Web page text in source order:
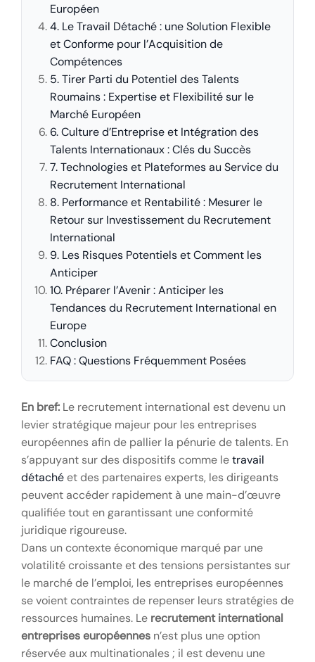
Européen
4. Le Travail Détaché : une Solution Flexible
et Conforme pour l’Acquisition de
Compétences
5. Tirer Parti du Potentiel des Talents
Roumains : Expertise et Flexibilité sur le
Marché Européen
6. Culture d’Entreprise et Intégration des
Talents Internationaux : Clés du Succès
7. Technologies et Plateformes au Service du
Recrutement International
8. Performance et Rentabilité : Mesurer le
Retour sur Investissement du Recrutement
International
9. Les Risques Potentiels et Comment les
Anticiper
10. Préparer l’Avenir : Anticiper les
Tendances du Recrutement International en
Europe
Conclusion
FAQ : Questions Fréquemment Posées
En bref: Le recrutement international est devenu un
levier stratégique majeur pour les entreprises
européennes afin de pallier la pénurie de talents. En
s’appuyant sur des dispositifs comme letravail
détachéet des partenaires experts, les dirigeants
peuvent accéder rapidement à une main-d’œuvre
qualifiée tout en garantissant une conformité
juridique rigoureuse.
Dans un contexte économique marqué par une
volatilité croissante et des tensions persistantes sur
le marché de l’emploi, les entreprises européennes
se voient contraintes de repenser leurs stratégies de
ressources humaines. Le recrutement international
entreprises européennes n’est plus une option
réservée aux multinationales ; il est devenu une